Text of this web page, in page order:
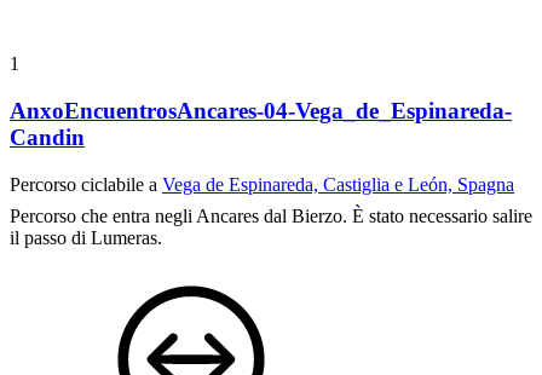
1
AnxoEncuentrosAncares-04-Vega_de_Espinareda-
Candin
Percorso ciclabile a Vega de Espinareda, Castiglia e León, Spagna
Percorso che entra negli Ancares dal Bierzo. È stato necessario salire
il passo di Lumeras.